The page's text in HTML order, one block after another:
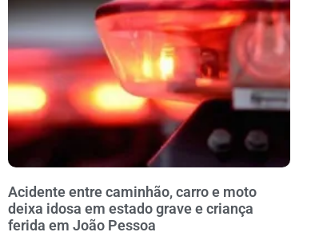
Acidente entre caminhão, carro e moto
deixa idosa em estado grave e criança
ferida em João Pessoa